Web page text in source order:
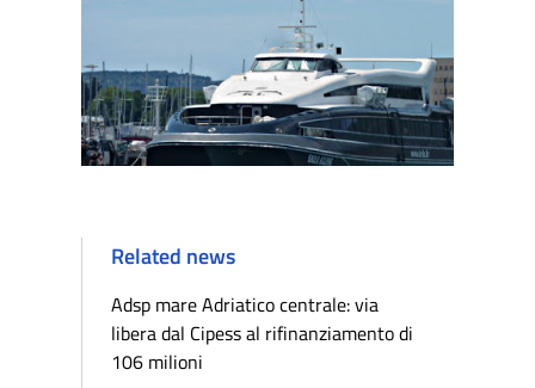
Related news
Adsp mare Adriatico centrale: via
libera dal Cipess al rifinanziamento di
106 milioni